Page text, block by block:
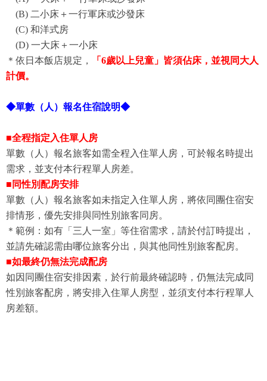
(B) 二小床＋一行軍床或沙發床
(C) 和洋式房
(D) 一大床＋一小床
＊依日本飯店規定，
「6歲以上兒童」皆須佔床，並視同大人
計價。
◆單數（人）報名住宿說明◆
■全程指定入住單人房
單數（人）報名旅客如需全程入住單人房，可於報名時提出
需求，並支付本行程單人房差。
■同性別配房安排
單數（人）報名旅客如未指定入住單人房，將依同團住宿安
排情形，優先安排與同性別旅客同房。
＊範例：如有「三人一室」等住宿需求，請於付訂時提出，
並請先確認需由哪位旅客分出，與其他同性別旅客配房。
■如最終仍無法完成配房
如因同團住宿安排因素，於行前最終確認時，仍無法完成同
性別旅客配房，將安排入住單人房型，並須支付本行程單人
房差額。